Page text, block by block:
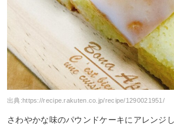
出典:https://recipe.rakuten.co.jp/recipe/1290021951/
さわやかな味のパウンドケーキにアレンジ